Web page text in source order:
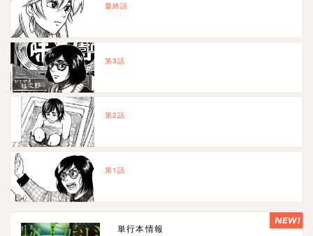
最終話
第3話
第2話
第1話
単行本情報